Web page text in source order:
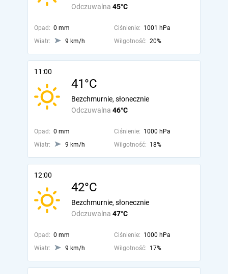
Odczuwalna 45°C
Opad: 0 mm Ciśnienie: 1001 hPa
Wiatr:
9 km/h Wilgotność: 20%
11:00
41°C
Odczuwalna 46°C
Bezchmurnie, słonecznie
Opad: 0 mm Ciśnienie: 1000 hPa
Wiatr:
9 km/h Wilgotność: 18%
12:00
42°C
Odczuwalna 47°C
Bezchmurnie, słonecznie
Opad: 0 mm Ciśnienie: 1000 hPa
Wiatr:
9 km/h Wilgotność: 17%